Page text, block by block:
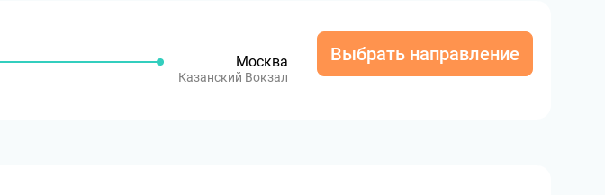
Москва
Казанский Вокзал
Выбрать направление